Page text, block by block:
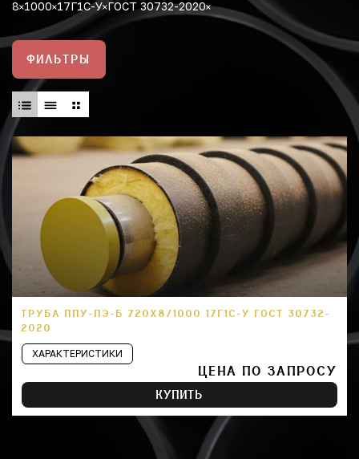
8 1000 17Г1С-У ГОСТ 30732-2020
ФИЛЬТРЫ
ТРУБА ППУ-ПЭ-Б 720Х8/1000 17Г1С-У ГОСТ 30732-
2020
ХАРАКТЕРИСТИКИ
ЦЕНА ПО ЗАПРОСУ
КУПИТЬ